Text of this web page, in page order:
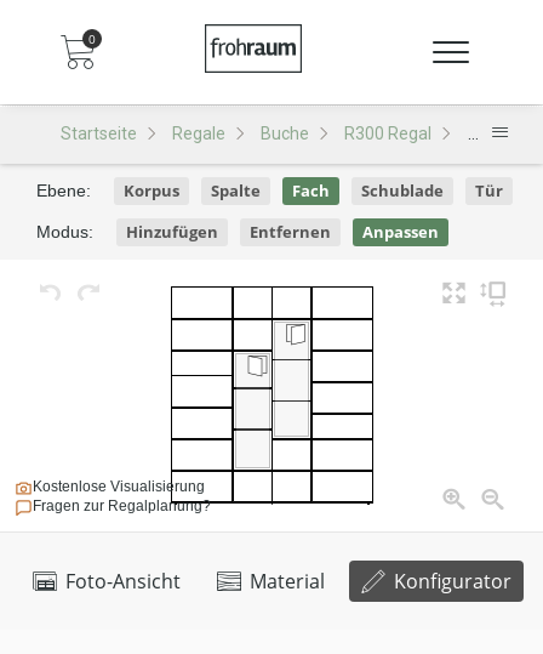
0
Startseite Regale Buche R300 Regal R300 -
Foto-Ansicht Material Konfigurator
Kostenlose Visualisierung
Fragen zur Regalplanung?
Ebene: Korpus Spalte Fach Schublade Tür
Modus: Hinzufügen Entfernen Anpassen